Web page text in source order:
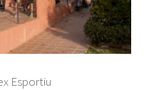
Esportiu